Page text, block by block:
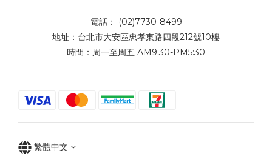
電話： (02)7730-8499
地址：台北市大安區忠孝東路四段212號10樓
時間：周一至周五 AM9:30-PM5:30
繁體中文